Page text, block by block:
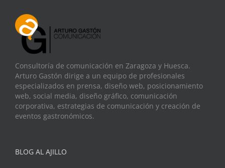
Consultoría de comunicación en Zaragoza y Huesca.
Arturo Gastón dirige a un equipo de profesionales
especializados en prensa, diseño web, posicionamiento
web, social media, diseño gráfico, comunicación
corporativa, estrategias de comunicación y creación de
eventos gastronómicos.
BLOG AL AJILLO